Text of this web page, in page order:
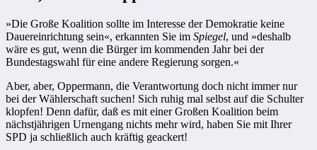
»Die Große Koalition sollte im Interesse der Demokratie keine
Dauereinrichtung sein«, erkannten Sie im Spiegel, und »deshalb
wäre es gut, wenn die Bürger im kommenden Jahr bei der
Bundestagswahl für eine andere Regierung sorgen.«
Aber, aber, Oppermann, die Verantwortung doch nicht immer nur
bei der Wählerschaft suchen! Sich ruhig mal selbst auf die Schulter
klopfen! Denn dafür, daß es mit einer Großen Koalition beim
nächstjährigen Urnengang nichts mehr wird, haben Sie mit Ihrer
SPD ja schließlich auch kräftig geackert!